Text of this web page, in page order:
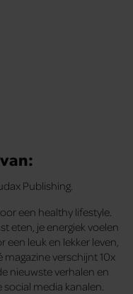
Publishing.
een healthy lifestyle.
eten, je energiek voelen
een leuk en lekker leven,
magazine verschijnt 10x
nieuwste verhalen en
media kanalen.